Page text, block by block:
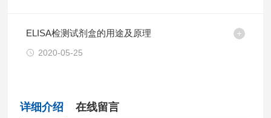
ELISA检测试剂盒的用途及原理
2020-05-25
详细介绍 在线留言